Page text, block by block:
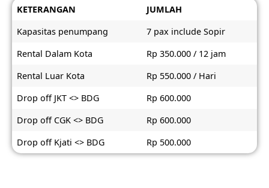
KETERANGAN
JUMLAH
Kapasitas penumpang
7 pax include Sopir
Rental Dalam Kota
Rp 350.000 / 12 jam
Rental Luar Kota
Rp 550.000 / Hari
Drop off JKT <> BDG
Rp 600.000
Drop off CGK <> BDG
Rp 600.000
Drop off Kjati <> BDG
Rp 500.000